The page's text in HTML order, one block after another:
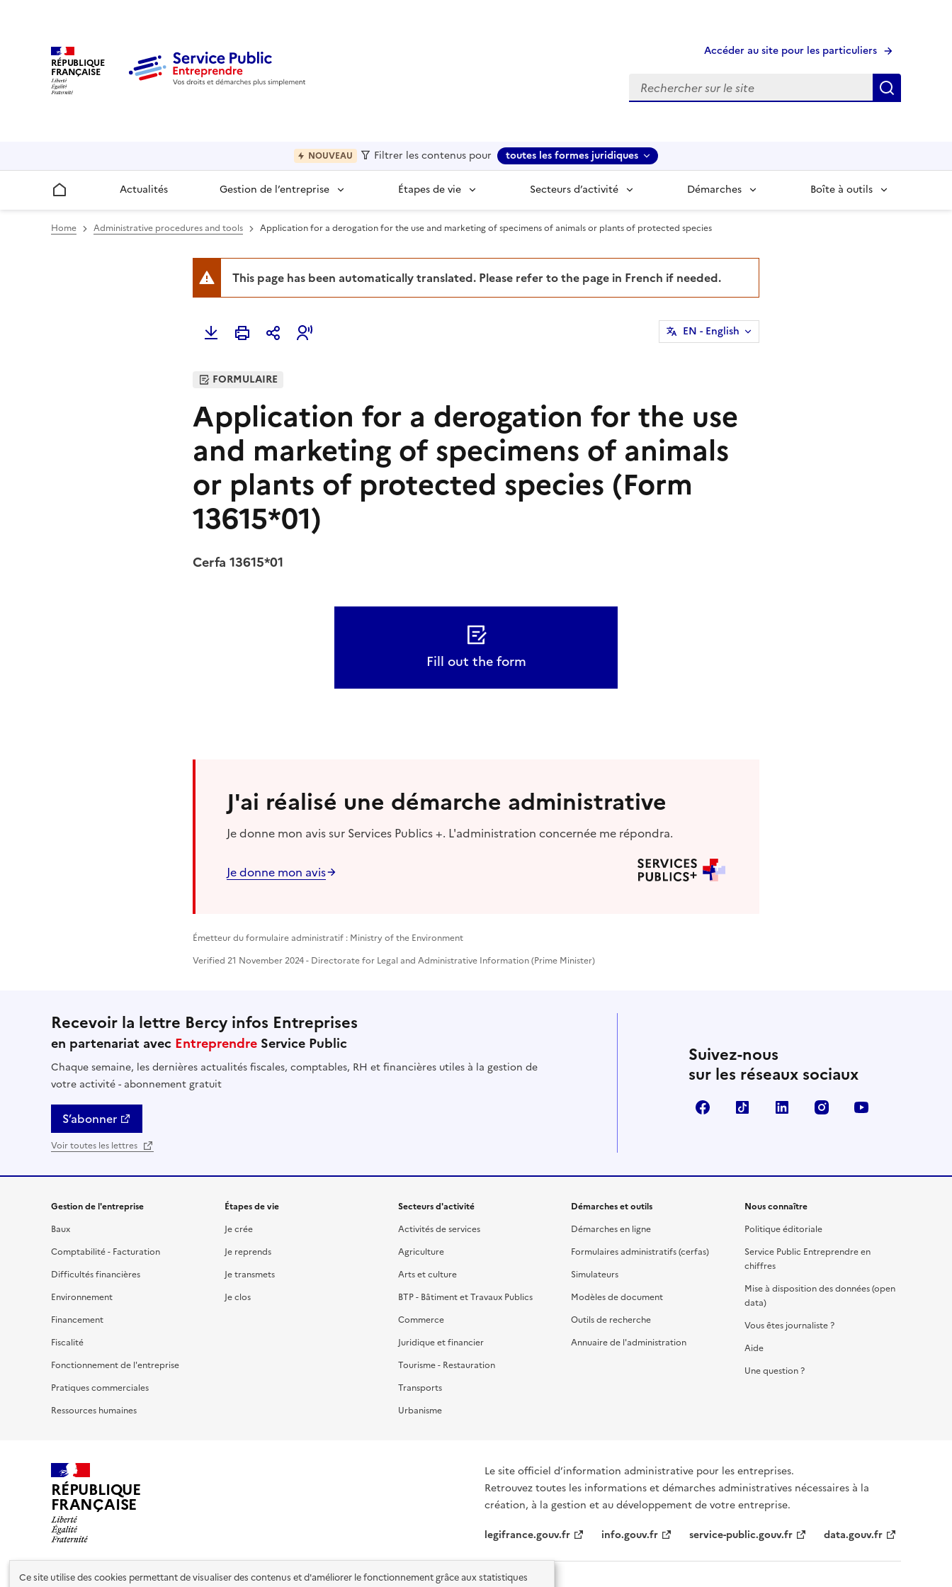
Ce site utilise des cookies permettant de visualiser des contenus et d'améliorer le fonctionnement grâce aux statistiques
RÉPUBLIQUE
FRANÇAISE
Accéder au site pour les particuliers
Recherche
NOUVEAU Filtrer les contenus pour toutes les formes juridiques
Accueil Actualités Gestion de l’entreprise Étapes de vie Secteurs d’activité Démarches Boîte à outils
Home Administrative procedures and tools Application for a derogation for the use and marketing of specimens of animals or plants of protected species
This page has been automatically translated. Please refer to the page in French if needed.
EN - English
FORMULAIRE
Application for a derogation for the use
and marketing of specimens of animals
or plants of protected species (Form
13615*01)
Cerfa 13615*01
Fill out the form
J'ai réalisé une démarche administrative
Je donne mon avis sur Services Publics +. L'administration concernée me répondra.
Je donne mon avis
Émetteur du formulaire administratif : Ministry of the Environment
Verified 21 November 2024 - Directorate for Legal and Administrative Information (Prime Minister)
Recevoir la lettre Bercy infos Entreprises
en partenariat avec Entreprendre Service Public
Chaque semaine, les dernières actualités fiscales, comptables, RH et financières utiles à la gestion de
votre activité - abonnement gratuit
S’abonner
Voir toutes les lettres
Suivez-nous
sur les réseaux sociaux
FacebookTikTok Linkedin Instagram
Gestion de l'entreprise
Baux
Comptabilité - Facturation
Difficultés financières
Environnement
Financement
Fiscalité
Fonctionnement de l'entreprise
Pratiques commerciales
Ressources humaines
Étapes de vie
Je crée
Je reprends
Je transmets
Je clos
Secteurs d'activité
Activités de services
Agriculture
Arts et culture
BTP - Bâtiment et Travaux Publics
Commerce
Juridique et financier
Tourisme - Restauration
Transports
Urbanisme
Démarches et outils
Démarches en ligne
Formulaires administratifs (cerfas)
Simulateurs
Modèles de document
Outils de recherche
Annuaire de l'administration
Nous connaître
Politique éditoriale
Service Public Entreprendre en
chiffres
Mise à disposition des données (open
data)
Vous êtes journaliste ?
Aide
Une question ?
RÉPUBLIQUE
FRANÇAISE
Le site officiel d’information administrative pour les entreprises.
Retrouvez toutes les informations et démarches administratives nécessaires à la
création, à la gestion et au développement de votre entreprise.
legifrance.gouv.fr
info.gouv.fr service-public.gouv.fr data.gouv.fr
Nos partenaires